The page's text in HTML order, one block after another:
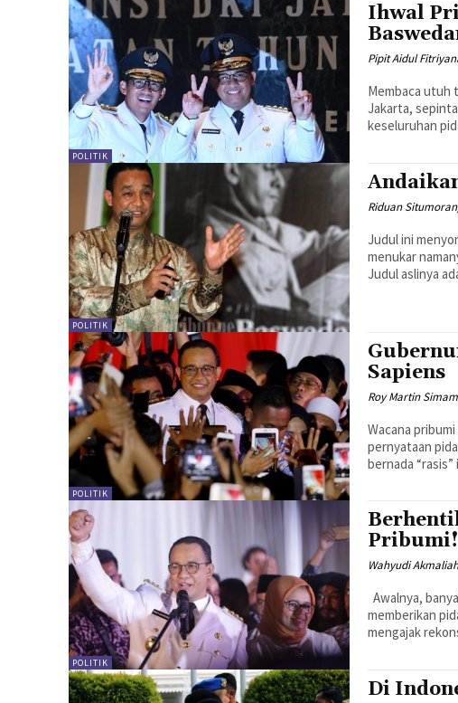
POLITIK
Ihwal
Pipit Aidul
Membaca utuh
Jakarta,
keseluruhan
POLITIK
Riduan
Judul ini
menukar
Judul aslinya
POLITIK
Sapiens
Roy Martin
Wacana
pernyataan
bernada
POLITIK
Pribumi!
Wahyudi
Awalnya, banyak yang mengira, termasuk saya, Anies Baswedan akan
memberikan
mengajak
Di